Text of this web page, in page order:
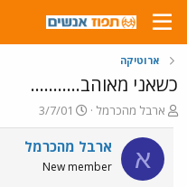
ארוטיקה
כשאני מאוהב...........
פ
ו
ת
ח
ה
ארבל מהכרמל
פ
ו
ר
ם
3/7/01
א ארבל מהכרמל
New member